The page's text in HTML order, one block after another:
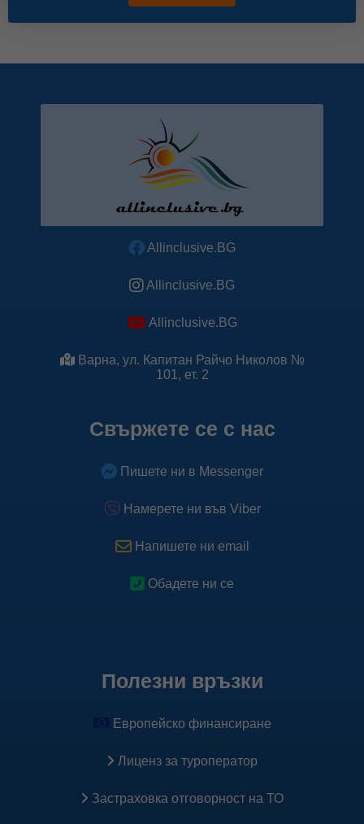
Allinclusive.BG
Allinclusive.BG
Allinclusive.BG
Варна, ул. Капитан Райчо Николов №
101, ет. 2
Свържете се с нас
Пишете ни в Messenger
Намерете ни във Viber
Напишете ни email
Обадете ни се
Полезни връзки
Европейско финансиране
Лиценз за туроператор
Застраховка oтговорност на ТО